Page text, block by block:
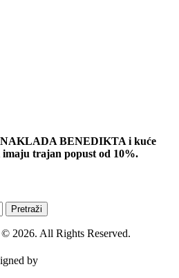
NAKLADA BENEDIKTA i kuće
trajan popust od 10%.
Pretraži
2026. All Rights Reserved.
by